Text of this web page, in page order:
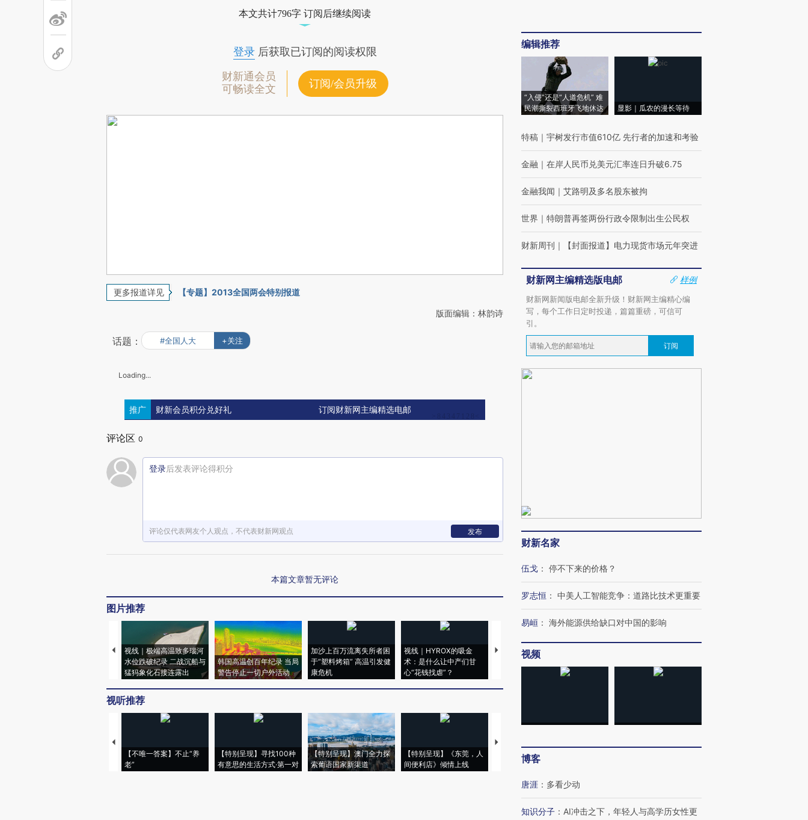
本文共计796字 订阅后继续阅读
登录后获取已订阅的阅读权限
财新通会员
可畅读全文
订阅/会员升级
更多报道详见 【专题】2013全国两会特别报道
版面编辑：林韵诗
话题： #全国人大 +关注
Loading...
推广 财新会员积分兑好礼 订阅财新网主编精选电邮
评论区 0
登录后发表评论得积分
评论仅代表网友个人观点，不代表财新网观点 发布
本篇文章暂无评论
图片推荐
视线｜极端高温致多瑙河
水位跌破纪录 二战沉船与
猛犸象化石接连露出
韩国高温创百年纪录 当局
警告停止一切户外活动
加沙上百万流离失所者困
于“塑料烤箱” 高温引发健
康危机
视线｜HYROX的吸金
术：是什么让中产们甘
心“花钱找虐”？
马航飞行员跨国走私7万
粒摇头丸 尿检体内含3种
视听推荐
【不唯一答案】不止“养
老”
【特别呈现】寻找100种
有意思的生活方式·第一对
【特别呈现】澳门全力探
索葡语国家新渠道
【特别呈现】《东莞，人
间便利店》倾情上线
【推广】走进第四届链博
会，让数智科技“链”接产
编辑推荐
“入侵”还是“人道危机” 难
民潮撕裂西班牙飞地休达
显影｜瓜农的漫长等待
特稿 ｜ 宇树发行市值610亿 先行者的加速和考验
金融 ｜ 在岸人民币兑美元汇率连日升破6.75
金融我闻 ｜ 艾路明及多名股东被拘
世界 ｜ 特朗普再签两份行政令限制出生公民权
财新周刊 ｜ 【封面报道】电力现货市场元年突进
财新网主编精选版电邮
样例
财新网新闻版电邮全新升级！财新网主编精心编
写，每个工作日定时投递，篇篇重磅，可信可
引。
订阅
财新名家
伍戈 ： 停不下来的价格？
罗志恒 ： 中美人工智能竞争：道路比技术更重要
易峘 ： 海外能源供给缺口对中国的影响
视频
博客
唐涯 ： 多看少动
知识分子 ： AI冲击之下，年轻人与高学历女性更